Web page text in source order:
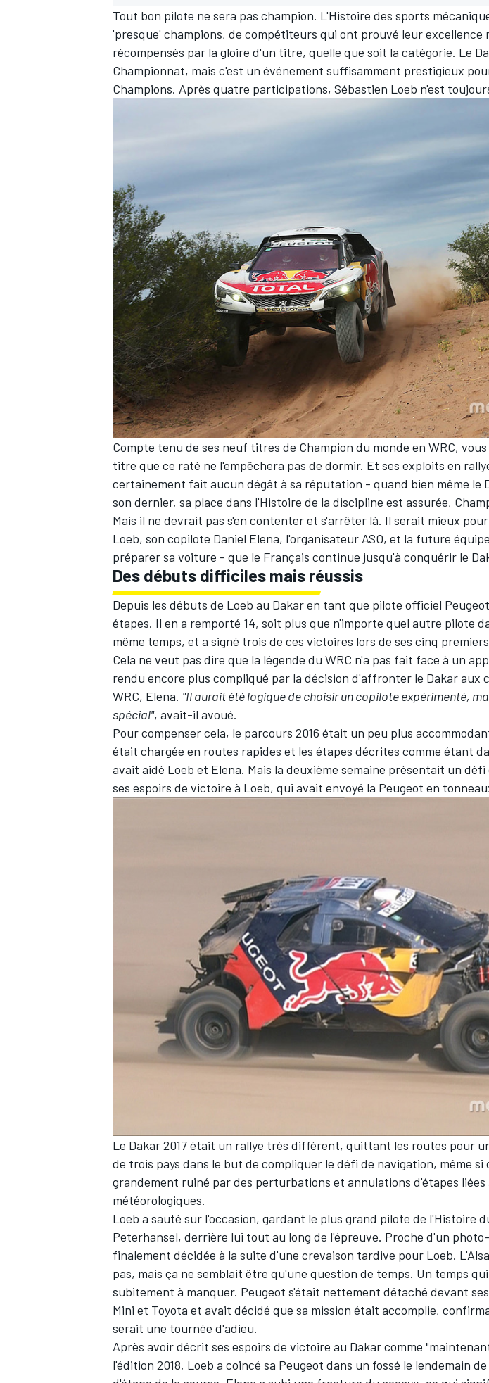
AUTRES CHAMPIONNATS
Tout bon pilote ne sera pas champion. L'Histoire des sports
'presque' champions, de compétiteurs qui ont prouvé leur excellence
récompensés par la gloire d'un titre, quelle que soit la catégorie. Le
Championnat, mais c'est un événement suffisamment prestigieux
Champions. Après quatre participations, Sébastien Loeb n'est
Compte tenu de ses neuf titres de Champion du monde en WRC,
titre que ce raté ne l'empêchera pas de dormir. Et ses exploits en
certainement fait aucun dégât à sa réputation - quand bien même le
son dernier, sa place dans l'Histoire de la discipline est assurée,
Mais il ne devrait pas s'en contenter et s'arrêter là. Il serait mieux
Loeb, son copilote Daniel Elena, l'organisateur ASO, et la future
préparer sa voiture - que le Français continue jusqu'à conquérir le
Des débuts difficiles mais réussis
Depuis les débuts de Loeb au Dakar en tant que pilote officiel
étapes. Il en a remporté 14, soit plus que n'importe quel autre pilote
même temps, et a signé trois de ces victoires lors de ses cinq
Cela ne veut pas dire que la légende du WRC n'a pas fait face à un
rendu encore plus compliqué par la décision d'affronter le Dakar aux
WRC, Elena. "Il aurait été logique de choisir un copilote expérimenté,
spécial", avait-il avoué.
Pour compenser cela, le parcours 2016 était un peu plus
était chargée en routes rapides et les étapes décrites comme étant
avait aidé Loeb et Elena. Mais la deuxième semaine présentait un
ses espoirs de victoire à Loeb, qui avait envoyé la Peugeot en
Le Dakar 2017 était un rallye très différent, quittant les routes pour
de trois pays dans le but de compliquer le défi de navigation, même
grandement ruiné par des perturbations et annulations d'étapes
météorologiques.
Loeb a sauté sur l'occasion, gardant le plus grand pilote de l'Histoire
Peterhansel, derrière lui tout au long de l'épreuve. Proche d'un
finalement décidée à la suite d'une crevaison tardive pour Loeb.
pas, mais ça ne semblait être qu'une question de temps. Un temps
subitement à manquer. Peugeot s'était nettement détaché devant
Mini et Toyota et avait décidé que sa mission était accomplie,
serait une tournée d'adieu.
Après avoir décrit ses espoirs de victoire au Dakar comme
l'édition 2018, Loeb a coincé sa Peugeot dans un fossé le lendemain